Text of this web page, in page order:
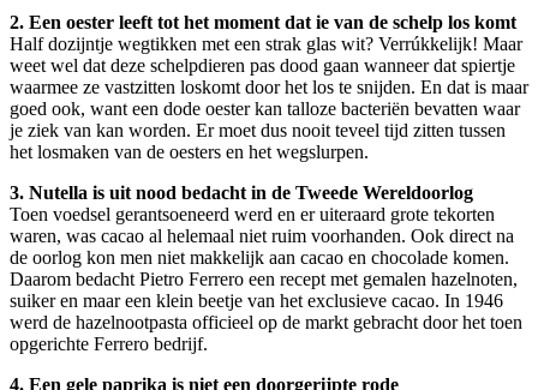
2. Een oester leeft tot het moment dat ie van de schelp los komt
Half dozijntje wegtikken met een strak glas wit? Verrúkkelijk! Maar
weet wel dat deze schelpdieren pas dood gaan wanneer dat spiertje
waarmee ze vastzitten loskomt door het los te snijden. En dat is maar
goed ook, want een dode oester kan talloze bacteriën bevatten waar
je ziek van kan worden. Er moet dus nooit teveel tijd zitten tussen
het losmaken van de oesters en het wegslurpen.
3. Nutella is uit nood bedacht in de Tweede Wereldoorlog
Toen voedsel gerantsoeneerd werd en er uiteraard grote tekorten
waren, was cacao al helemaal niet ruim voorhanden. Ook direct na
de oorlog kon men niet makkelijk aan cacao en chocolade komen.
Daarom bedacht Pietro Ferrero een recept met gemalen hazelnoten,
suiker en maar een klein beetje van het exclusieve cacao. In 1946
werd de hazelnootpasta officieel op de markt gebracht door het toen
opgerichte Ferrero bedrijf.
4. Een gele paprika is niet een doorgerijpte rode